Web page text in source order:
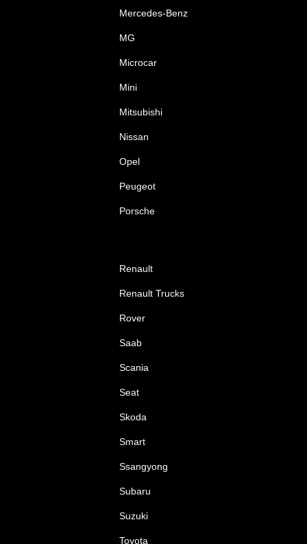
Mercedes-Benz
MG
Microcar
Mini
Mitsubishi
Nissan
Opel
Peugeot
Porsche
Renault
Renault Trucks
Rover
Saab
Scania
Seat
Skoda
Smart
Ssangyong
Subaru
Suzuki
Toyota